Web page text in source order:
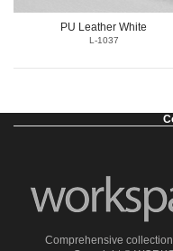
PU Leather White
L-1037
Comprehensive